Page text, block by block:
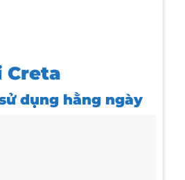
Creta
dụng hằng ngày